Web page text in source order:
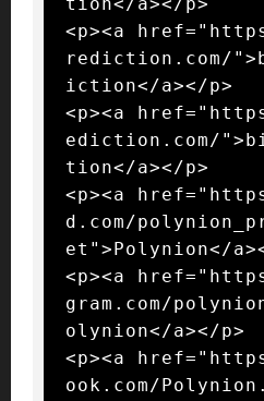
<p><a
rediction.com/
iction</a></p>
<p><a
ediction.com/
tion</a></p>
<p><a
d.com/
et">Polynion</
<p><a
gram.com/
olynion</a></p>
<p><a
ook.com/